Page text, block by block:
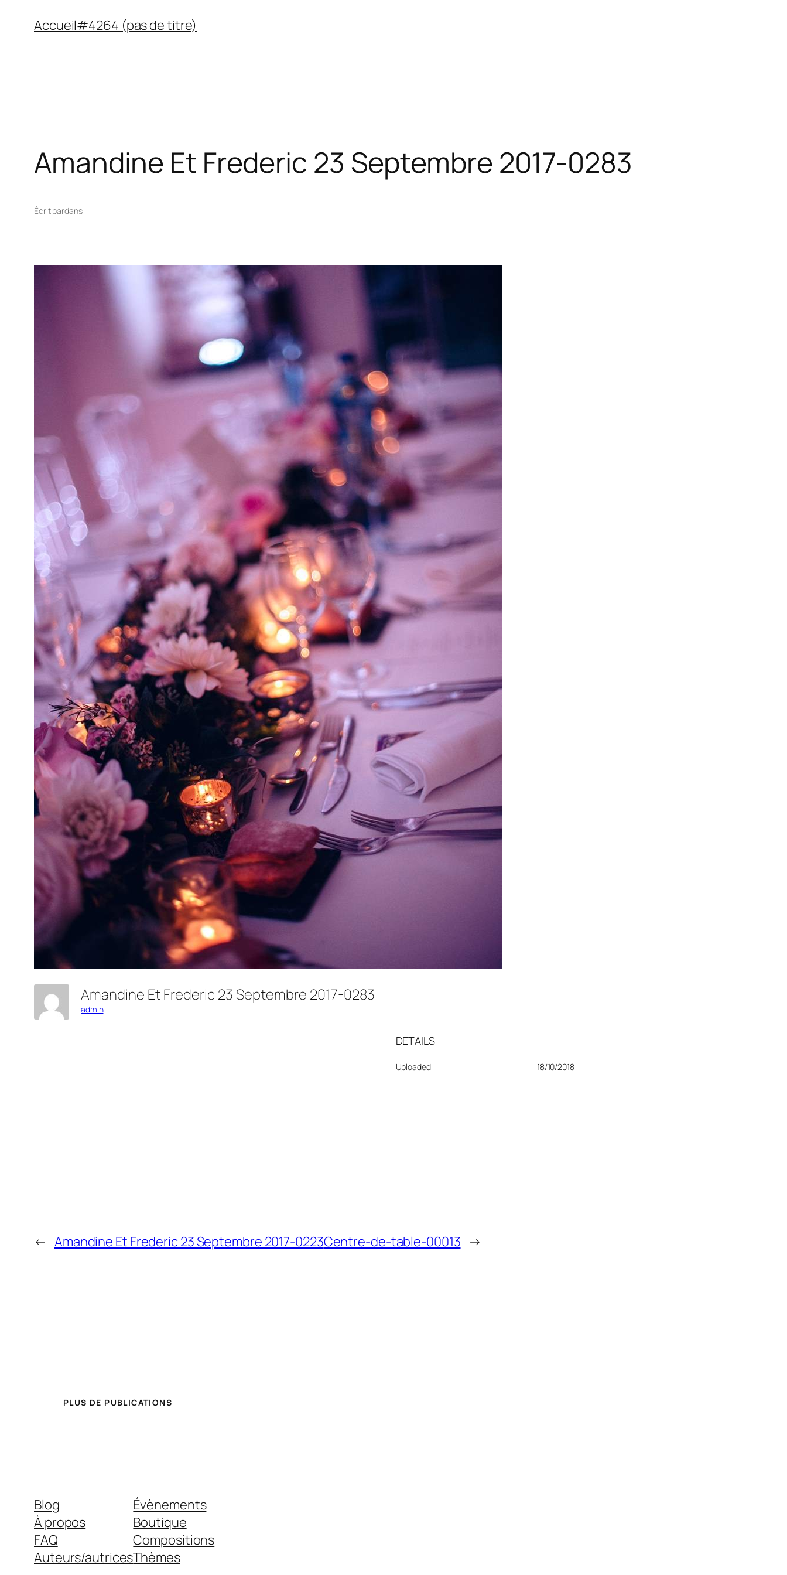
Accueil#4264 (pas de titre)
Amandine Et Frederic 23 Septembre 2017-0283
Écrit pardans
Amandine Et Frederic 23 Septembre 2017-0283
admin
DETAILS
Uploaded 18/10/2018
← Amandine Et Frederic 23 Septembre 2017-0223Centre-de-table-00013 →
PLUS DE PUBLICATIONS
Blog
À propos
FAQ
Auteurs/autrices
Évènements
Boutique
Compositions
Thèmes